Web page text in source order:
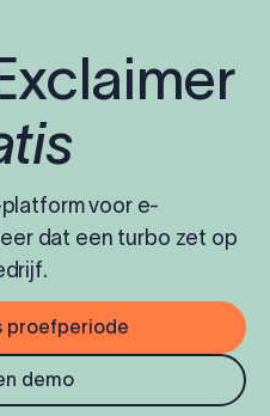
voor e-
dat een turbo zet op
proefperiode
demo